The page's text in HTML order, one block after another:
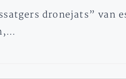
dronejats” van